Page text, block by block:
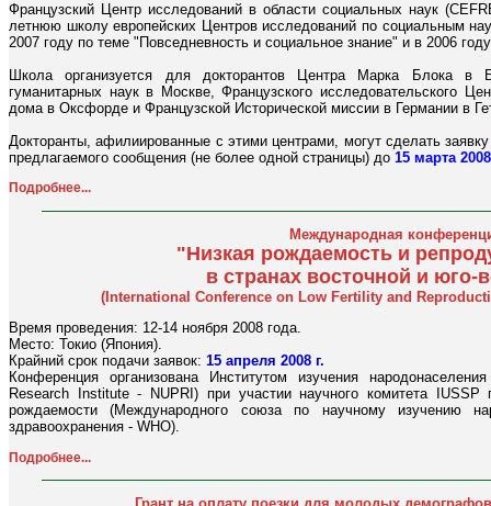
Французский Центр исследований в области социальных наук
летнюю школу европейских Центров исследований по социальным
2007 году по теме "Повседневность и социальное знание" и в 2006
Школа организуется для докторантов Центра Марка Блока в
гуманитарных наук в Москве, Французского исследовательского
дома в Оксфорде и Французской Исторической миссии в Германии в
Докторанты, афилиированные с этими центрами, могут сделать
предлагаемого сообщения (не более одной страницы) до 15 марта
Подробнее...
Международная
"Низкая рождаемость и
в странах восточной и юго-
(International Conference on Low Fertility and
Время проведения: 12-14 ноября 2008 года.
Место: Токио (Япония).
Крайний срок подачи заявок: 15 апреля 2008 г.
Конференция организована Институтом изучения
Research Institute - NUPRI) при участии научного комитета IUSSP
рождаемости (Международного союза по научному изучению
здравоохранения - WHO).
Подробнее...